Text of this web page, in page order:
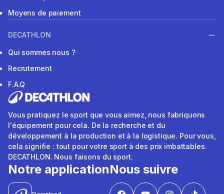
Moyens de paiement
DECATHLON
Qui sommes nous ?
Recrutement
F.A.Q
Vous pratiquez le sport que vous aimez, nous fabriquons
l'équipement pour cela. De la recherche et du
développement à la production et à la logistique. Pour vous,
cela signifie : tout pour votre sport à des prix imbattables.
DECATHLON. Nous faisons du sport.
Notre applicationNous suivre